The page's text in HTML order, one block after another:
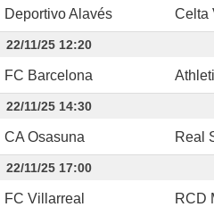
Deportivo Alavés Celta
22/11/25 12:20
FC Barcelona
22/11/25 14:30
CA Osasuna Real
22/11/25 17:00
FC Villarreal RCD